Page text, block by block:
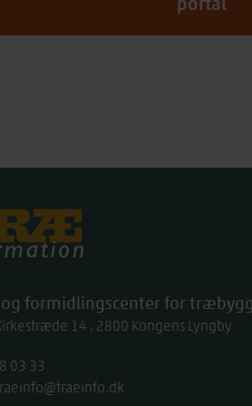
formidlingscenter for
14 2800 Kongens Lyngby
03 33